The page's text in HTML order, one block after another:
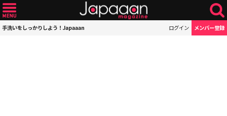
手洗いをしっかりしよう！Japaaan ログイン メンバー登録